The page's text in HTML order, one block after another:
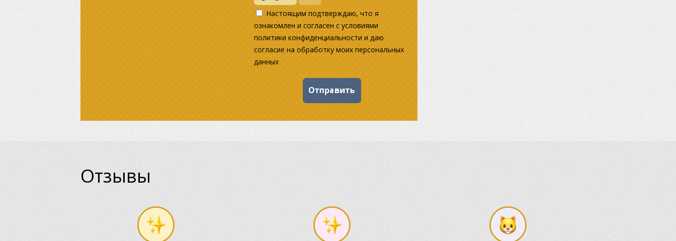
Настоящим подтверждаю, что я
ознакомлен и согласен с условиями
политики конфиденциальности и даю
согласие на обработку моих персональных
данных
Отзывы